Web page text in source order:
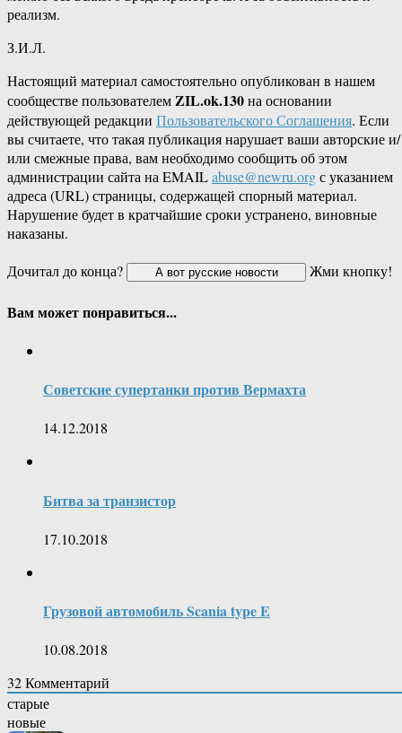
реализм.
З.И.Л.
Настоящий материал самостоятельно опубликован в нашем
сообществе пользователемZIL.ok.130на основании
действующей редакции Пользовательского Соглашения. Если
вы считаете, что такая публикация нарушает ваши авторские и/
или смежные права, вам необходимо сообщить об этом
администрации сайта на EMAILabuse@newru.orgс указанием
адреса (URL) страницы, содержащей спорный материал.
Нарушение будет в кратчайшие сроки устранено, виновные
наказаны.
Дочитал до конца?
Жми кнопку!
Вам может понравиться...
Советские супертанки против Вермахта
14.12.2018
Битва за транзистор
17.10.2018
Грузовой автомобиль Scania type E
10.08.2018
32Комментарий
старые
новые